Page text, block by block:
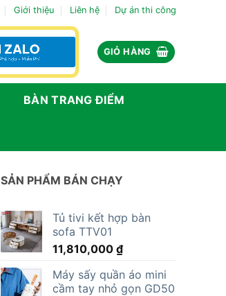
Giới thiệu Liên hệ Dự án thi công
GIỎ HÀNG
BÀN TRANG ĐIỂM
SẢN PHẨM BÁN CHẠY
Tủ tivi kết hợp bàn
sofa TTV01
11,810,000 ₫
Máy sấy quần áo mini
cầm tay nhỏ gọn GD50